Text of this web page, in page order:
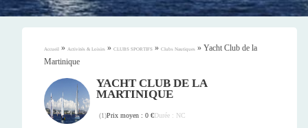
Accueil » Activités & Loisirs » CLUBS SPORTIFS » Clubs Nautiques » Yacht Club de la
Martinique
YACHT CLUB DE LA
MARTINIQUE
(1)Prix moyen : 0 €Durée : NC